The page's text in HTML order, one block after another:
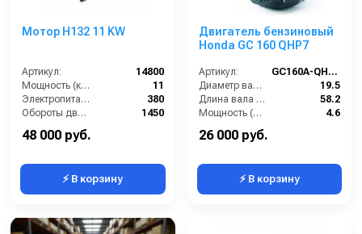
Мотор H132 11 KW
Артикул:
14800
Мощность (кВт):
11
Электропитание (В):
380
Обороты двигателя (об/мин):
1450
48 000 руб.
⚡ В корзину
Двигатель бензиновый
Honda GC 160 QHP7
Артикул:
GC160A-QHP7
Диаметр вала (мм):
19.5
Длина вала (мм):
58.2
Мощность (л/с):
4.6
26 000 руб.
⚡ В корзину